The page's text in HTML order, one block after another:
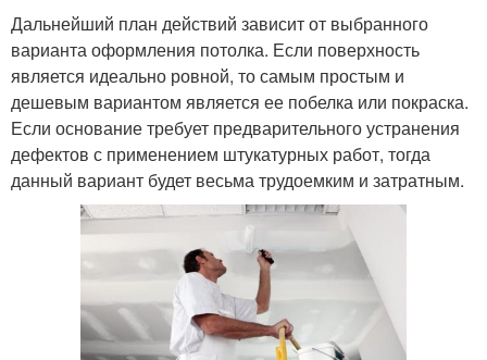
Дальнейший план действий зависит от выбранного
варианта оформления потолка. Если поверхность
является идеально ровной, то самым простым и
дешевым вариантом является ее побелка или покраска.
Если основание требует предварительного устранения
дефектов с применением штукатурных работ, тогда
данный вариант будет весьма трудоемким и затратным.